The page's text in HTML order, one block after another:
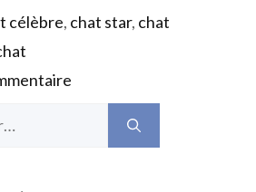
célèbre, chat star, chat